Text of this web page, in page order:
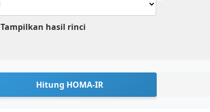
Tampilkan hasil rinci
Hitung HOMA-IR